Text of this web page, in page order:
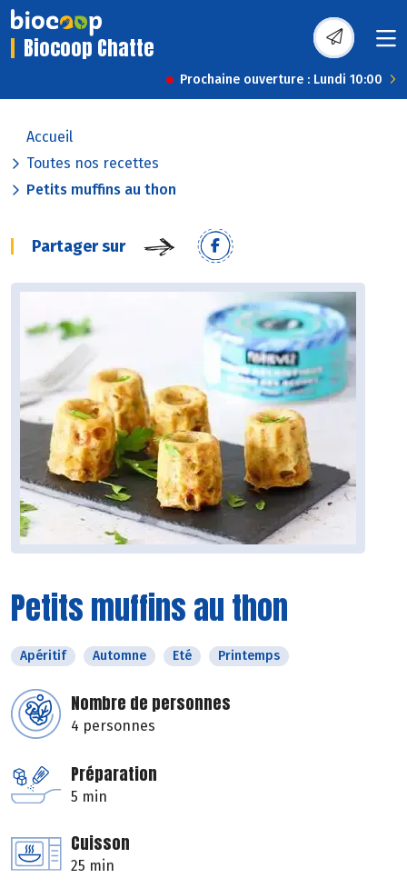
Biocoop Chatte
Prochaine ouverture : Lundi 10:00
Accueil
Toutes nos recettes
Petits muffins au thon
Partager sur
Petits muffins au thon
Apéritif Automne Eté Printemps
Nombre de personnes
4 personnes
Préparation
5 min
Cuisson
25 min